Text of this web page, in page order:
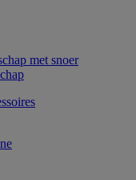
met snoer